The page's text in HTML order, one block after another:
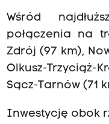
Wśród
połączenia na
Zdrój (97 km),
Olkusz-
Sącz-Tarnów (71
Inwestycję obok